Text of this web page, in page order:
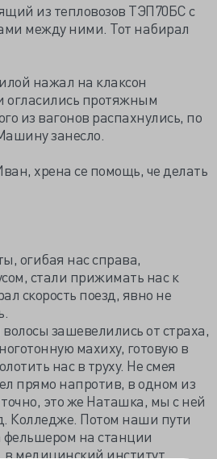
из тепловозов ТЭП70БС с
между ними. Тот набирал
нажал на клаксон
огласились протяжным
из вагонов распахнулись, по
занесло.
хрена се помощь, че делать
огибая нас справа,
стали прижимать нас к
скорость поезд, явно не
зашевелились от страха,
махиху, готовую в
нас в труху. Не смея
прямо напротив, в одном из
это же Наташка, мы с ней
Колледже. Потом наши пути
фельшером на станции
в медицинский институт